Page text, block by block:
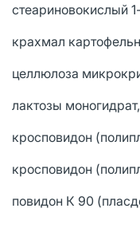
стеариновокислый
крахмал
целлюлоза
лактозы моногидрат,
кросповидон
кросповидон
повидон К 90